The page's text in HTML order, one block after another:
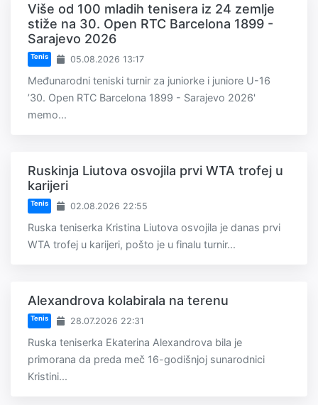
Više od 100 mladih tenisera iz 24 zemlje
stiže na 30. Open RTC Barcelona 1899 -
Sarajevo 2026
Tenis 05.08.2026 13:17
Međunarodni teniski turnir za juniorke i juniore U-16
’30. Open RTC Barcelona 1899 - Sarajevo 2026'
memo...
Ruskinja Liutova osvojila prvi WTA trofej u
karijeri
Tenis 02.08.2026 22:55
Ruska teniserka Kristina Liutova osvojila je danas prvi
WTA trofej u karijeri, pošto je u finalu turnir...
Alexandrova kolabirala na terenu
Tenis 28.07.2026 22:31
Ruska teniserka Ekaterina Alexandrova bila je
primorana da preda meč 16-godišnjoj sunarodnici
Kristini...